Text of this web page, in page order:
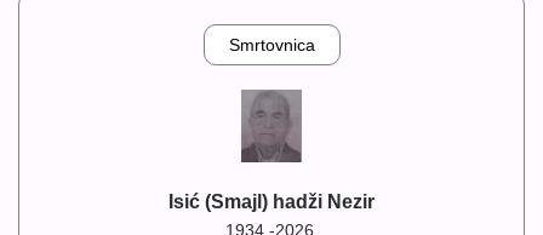
Smrtovnica
Isić (Smajl) hadži Nezir
1934.-2026.